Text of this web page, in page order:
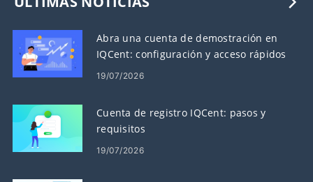
Abra una cuenta de demostración en
IQCent: configuración y acceso rápidos
19/07/2026
Cuenta de registro IQCent: pasos y
requisitos
19/07/2026